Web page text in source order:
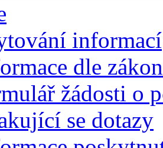
informací
dle
žádosti o
se dotazy